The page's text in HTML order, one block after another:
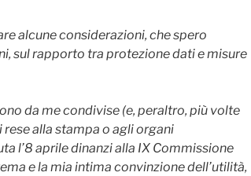
alcune considerazioni, che spero
sul rapporto tra protezione dati e misure
da me condivise (e, peraltro, più volte
alla stampa o agli organi
l’8 aprile dinanzi alla IX Commissione
e la mia intima convinzione dell’utilità,